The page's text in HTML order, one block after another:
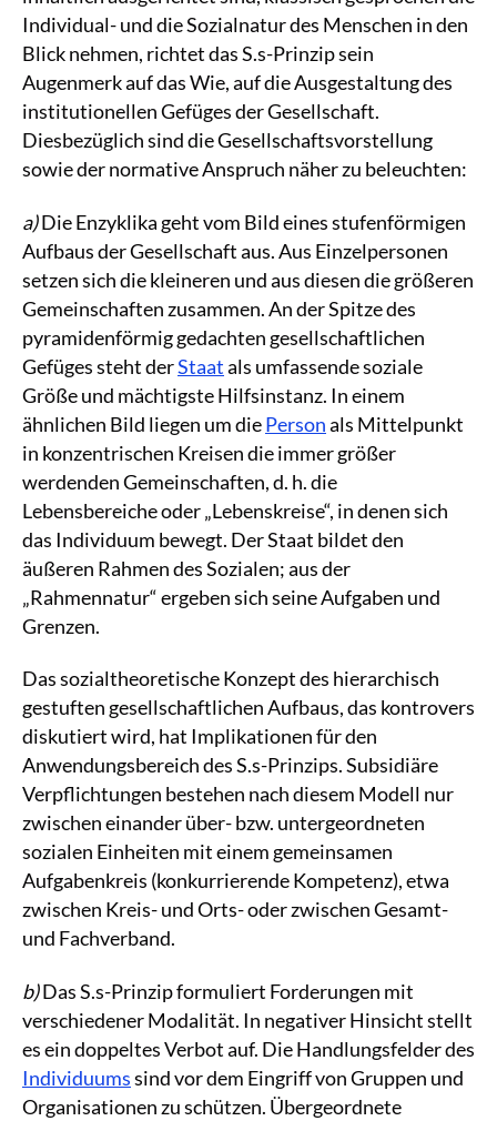
Individual- und die Sozialnatur des Menschen in den
Blick nehmen, richtet das S.s-Prinzip sein
Augenmerk auf das Wie, auf die Ausgestaltung des
institutionellen Gefüges der Gesellschaft.
Diesbezüglich sind die Gesellschaftsvorstellung
sowie der normative Anspruch näher zu beleuchten:
a)Die Enzyklika geht vom Bild eines stufenförmigen
Aufbaus der Gesellschaft aus. Aus Einzelpersonen
setzen sich die kleineren und aus diesen die größeren
Gemeinschaften zusammen. An der Spitze des
pyramidenförmig gedachten gesellschaftlichen
Gefüges steht derStaatals umfassende soziale
Größe und mächtigste Hilfsinstanz. In einem
ähnlichen Bild liegen um diePersonals Mittelpunkt
in konzentrischen Kreisen die immer größer
werdenden Gemeinschaften, d. h. die
Lebensbereiche oder „Lebenskreise“, in denen sich
das Individuum bewegt. Der Staat bildet den
äußeren Rahmen des Sozialen; aus der
„Rahmennatur“ ergeben sich seine Aufgaben und
Grenzen.
Das sozialtheoretische Konzept des hierarchisch
gestuften gesellschaftlichen Aufbaus, das kontrovers
diskutiert wird, hat Implikationen für den
Anwendungsbereich des S.s-Prinzips. Subsidiäre
Verpflichtungen bestehen nach diesem Modell nur
zwischen einander über- bzw. untergeordneten
sozialen Einheiten mit einem gemeinsamen
Aufgabenkreis (konkurrierende Kompetenz), etwa
zwischen Kreis- und Orts- oder zwischen Gesamt-
und Fachverband.
b)Das S.s-Prinzip formuliert Forderungen mit
verschiedener Modalität. In negativer Hinsicht stellt
es ein doppeltes Verbot auf. Die Handlungsfelder des
Individuumssind vor dem Eingriff von Gruppen und
Organisationen zu schützen. Übergeordnete